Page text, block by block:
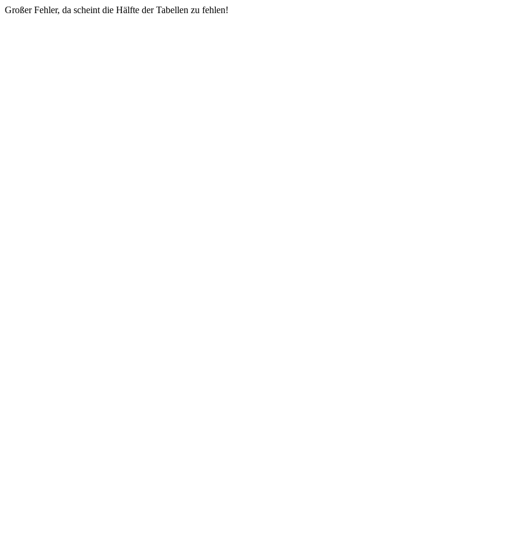
Großer Fehler, da scheint die Hälfte der Tabellen zu fehlen!